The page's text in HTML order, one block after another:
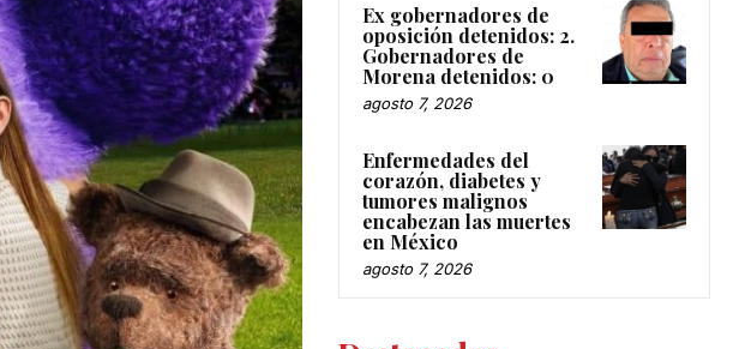
Ex gobernadores de
oposición detenidos: 2.
Gobernadores de
Morena detenidos: 0
agosto 7, 2026
Enfermedades del
corazón, diabetes y
tumores malignos
encabezan las muertes
en México
agosto 7, 2026